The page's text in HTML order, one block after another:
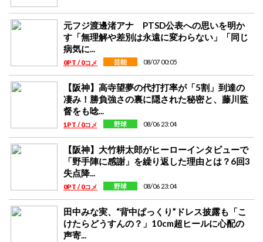
元フジ渡邊渚アナ PTSD公表への思いを明か
す「無理解や差別は永遠に変わらない」「同じ
病気に...
0PT / 0コメ 芸能 08/07 00:05
【阪神】高寺望夢の代打打率が「5割」到達の
凄み！勝負強さの裏に隠された秘密と、藤川監
督をも唸...
1PT / 0コメ 野球 08/06 23:04
【阪神】大竹耕太郎がヒーローインタビューで
「野手陣に感謝」を繰り返した理由とは？6回3
失点降...
0PT / 0コメ 野球 08/06 23:04
田中みな実、“背中ぱっくり”ドレス披露も「こ
けたらどうすんの？」10cm超ヒールに心配の
声寄...